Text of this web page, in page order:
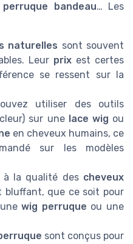
perruque bandeau… Les
naturelles sont souvent
Leur prix est certes
se ressent sur la
utiliser des outils
sur une lace wig ou
en cheveux humains, ce
sur les modèles
à la qualité des cheveux
bluffant, que ce soit pour
wig perruque ou une
sont conçus pour